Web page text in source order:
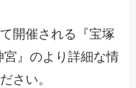
開催される『宝塚
』のより詳細な情
さい。